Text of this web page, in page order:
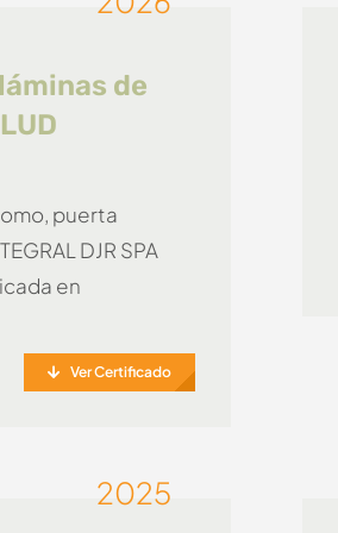
de
puerta
DJR SPA
en
Ver Certificado
2025